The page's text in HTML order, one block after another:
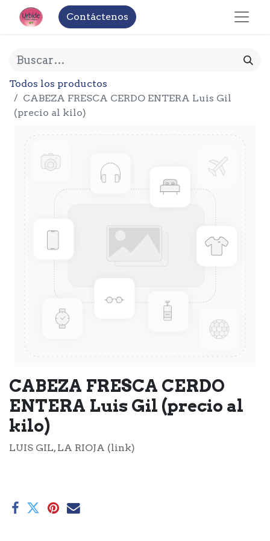
Contáctenos
Todos los productos
CABEZA FRESCA CERDO ENTERA Luis Gil
(precio al kilo)
CABEZA FRESCA CERDO
ENTERA Luis Gil (precio al
kilo)
LUIS GIL, LA RIOJA (link)